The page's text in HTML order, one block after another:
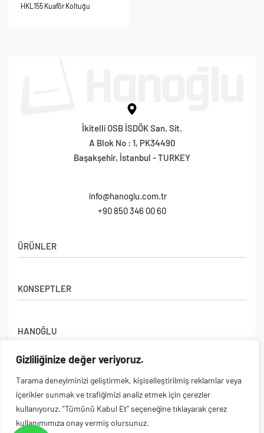
Gizliliğinize değer veriyoruz.
Tarama deneyiminizi geliştirmek, kişiselleştirilmiş reklamlar veya
içerikler sunmak ve trafiğimizi analiz etmek için çerezler
kullanıyoruz. "Tümünü Kabul Et" seçeneğine tıklayarak çerez
kullanımımıza onay vermiş olursunuz.
HKL155 Kuaför Koltuğu
İkitelli OSB İSDÖK San. Sit.
A Blok No : 1, PK34490
Başakşehir, İstanbul - TURKEY
info@hanoglu.com.tr
+90 850 346 00 60
ÜRÜNLER
Kuaför Koltukları
Kuaför Tezgahı
Yıkama Ünitesi
KONSEPTLER
Exclusive
Royal
Dream
Konseptler
HANOĞLU
İletişim
Yasal Sayfalar
E-POSTA ABONELİĞİ
alın.